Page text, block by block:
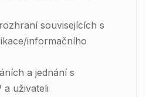
souvisejících s
informačního
a jednání s
a uživateli